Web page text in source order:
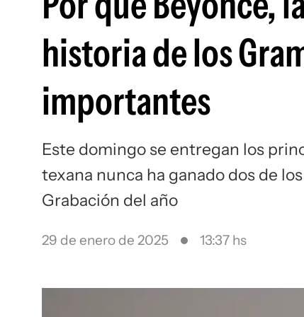
historia de los
importantes
Este domingo se entregan los
texana nunca ha ganado dos de
Grabación del año
29 de enero de 2025 13:37 hs